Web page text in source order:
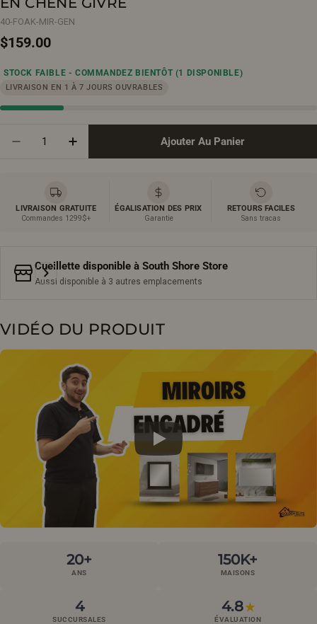
40-FOAK-MIR-GEN
Prix
régulier
$159.00
STOCK FAIBLE - COMMANDEZ BIENTÔT(1 DISPONIBLE)
LIVRAISON EN 1 À 7 JOURS OUVRABLES
Diminuer La Quantité Pour Miroir Rectangulaire
Augmenter La Quantité Pour Miroir
Ajouter Au Panier
LIVRAISON GRATUITE
Commandes 1299$+
ÉGALISATION DES PRIX
Garantie
RETOURS FACILES
Sans tracas
Cueillette disponible à South Shore Store
Aussi disponible à 3 autres emplacements
VIDÉO DU PRODUIT
20+
ANS
150K+
MAISONS
4
SUCCURSALES
4.8★
ÉVALUATION